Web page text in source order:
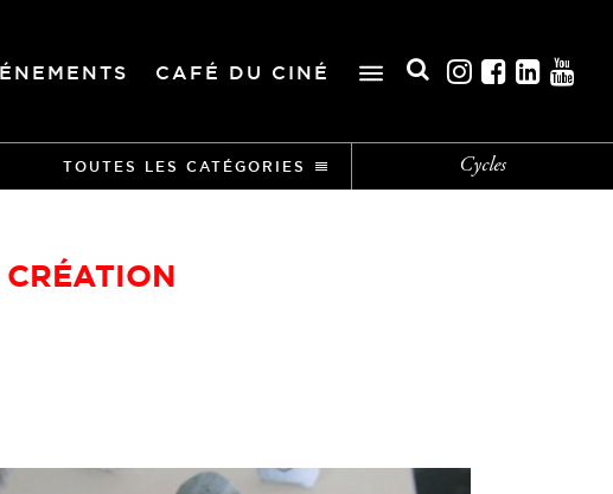
CAFÉ DU CINÉ
TOUTES LES CATÉGORIES Cycles